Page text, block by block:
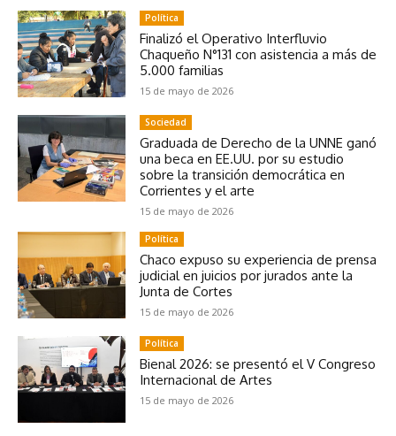
Política
Finalizó el Operativo Interfluvio
Chaqueño N°131 con asistencia a más de
5.000 familias
15 de mayo de 2026
Sociedad
Graduada de Derecho de la UNNE ganó
una beca en EE.UU. por su estudio
sobre la transición democrática en
Corrientes y el arte
15 de mayo de 2026
Política
Chaco expuso su experiencia de prensa
judicial en juicios por jurados ante la
Junta de Cortes
15 de mayo de 2026
Política
Bienal 2026: se presentó el V Congreso
Internacional de Artes
15 de mayo de 2026